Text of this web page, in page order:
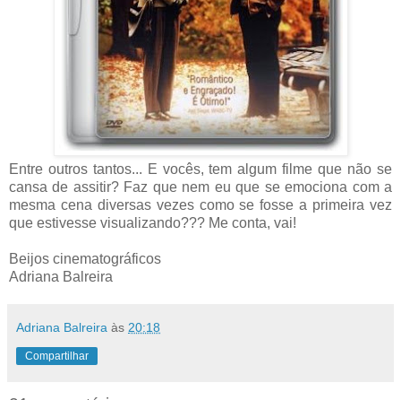
Entre outros tantos... E vocês, tem algum filme que não se
cansa de assitir? Faz que nem eu que se emociona com a
mesma cena diversas vezes como se fosse a primeira vez
que estivesse visualizando??? Me conta, vai!
Beijos cinematográficos
Adriana Balreira
Adriana Balreira às 20:18
Compartilhar